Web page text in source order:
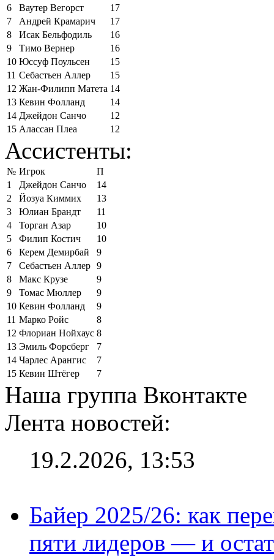
6
Ваутер Вегорст
17
7
Андрей Крамарич
17
8
Исак Бельфодиль
16
9
Тимо Вернер
16
10 Юссуф Поульсен
15
11 Себастьен Аллер
15
12 Жан-Филипп Матета 14
13 Кевин Фолланд
14
14 Джейдон Санчо
12
15 Алассан Плеа 12
Ассистенты:
№ Игрок
П
1
Джейдон Санчо
14
2
Йозуа Киммих
13
3
Юлиан Брандт
11
4
Торган Азар
10
5
Филип Костич
10
6
Керем Демирбай
9
7
Себастьен Аллер 9
8
Макс Крузе
9
9
Томас Мюллер
9
10 Кевин Фолланд
9
11 Марко Ройс
8
12 Флориан Нойхаус 8
13 Эмиль Форсберг
7
14 Чарлес Арангис
7
15 Кевин Штёгер 7
Наша группа Вконтакте
Лента новостей:
19.2.2026, 13:53
Байер 2025/26: как
пяти лидеров — и